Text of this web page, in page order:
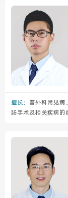
擅长： 普外科常见病
肠手术及相关疾病的